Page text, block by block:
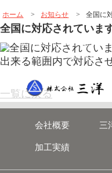
「確かな技術・確かな品質」
～昭和45年創業 金属加工の三
ホーム > お知らせ > 全国に
全国に対応されていま
出来る範囲内で対応さ
一覧に戻る
会社概要 三
加工実績